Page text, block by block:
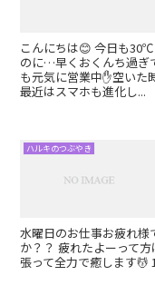
こんにちは😊 今日も
のに…早くおくんち過ぎ
も元気に営業中✋空い
最近はスマホも進化し...
ハルキのつぶやき
水曜日のお仕事お疲れ様
か？？ 疲れたよーって
張って全力で癒します💆